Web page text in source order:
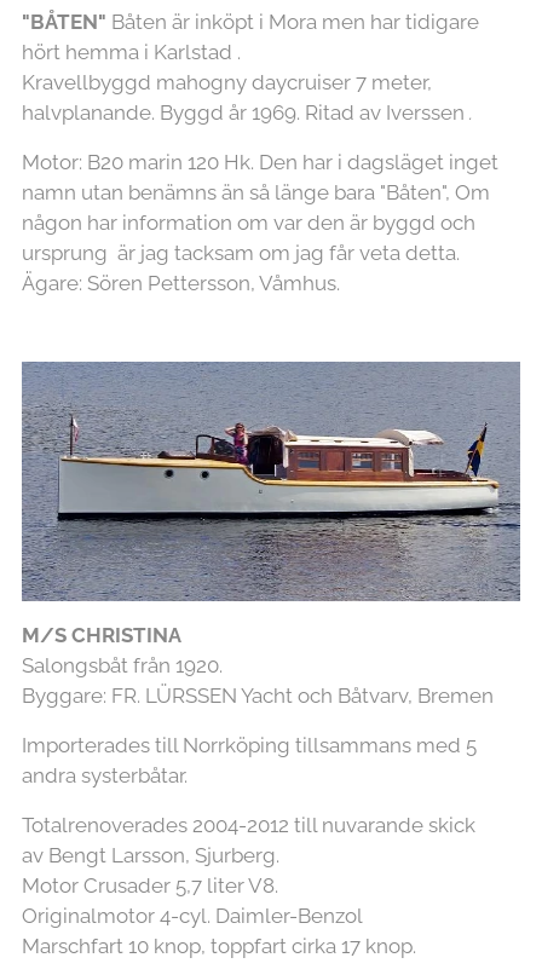
"BÅTEN" Båten är inköpt i Mora men har tidigare
hört hemma i Karlstad .
Kravellbyggd mahogny daycruiser 7 meter,
halvplanande. Byggd år 1969. Ritad av Iverssen .
Motor: B20 marin 120 Hk. Den har i dagsläget inget
namn utan benämns än så länge bara "Båten", Om
någon har information om var den är byggd och
ursprung är jag tacksam om jag får veta detta.
Ägare: Sören Pettersson, Våmhus.
M/S CHRISTINA
Salongsbåt från 1920.
Byggare: FR. LÜRSSEN Yacht och Båtvarv, Bremen
Importerades till Norrköping tillsammans med 5
andra systerbåtar.
Totalrenoverades 2004-2012 till nuvarande skick
av Bengt Larsson, Sjurberg.
Motor Crusader 5,7 liter V8.
Originalmotor 4-cyl. Daimler-Benzol
Marschfart 10 knop, toppfart cirka 17 knop.